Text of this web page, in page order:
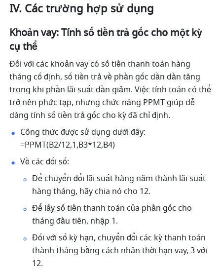
IV. Các trường hợp sử dụng
Khoản vay: Tính số tiền trả gốc cho một kỳ
cụ thể
Đối với các khoản vay có số tiền thanh toán hàng
tháng cố định, số tiền trả về phần gốc dần dần tăng
trong khi phần lãi suất dần giảm. Việc tính toán có thể
trở nên phức tạp, nhưng chức năng PPMT giúp dễ
dàng tính số tiền trả gốc cho kỳ đã chỉ định.
Công thức được sử dụng dưới đây:
=PPMT(B2/12,1,B3*12,B4)
Về các đối số:
Để chuyển đổi lãi suất hàng năm thành lãi suất
hàng tháng, hãy chia nó cho 12.
Để lấy số tiền thanh toán của phần gốc cho
tháng đầu tiên, nhập 1.
Đối với số kỳ hạn, chuyển đổi các kỳ thanh toán
thành tháng bằng cách nhân thời hạn vay, 3 với
12.